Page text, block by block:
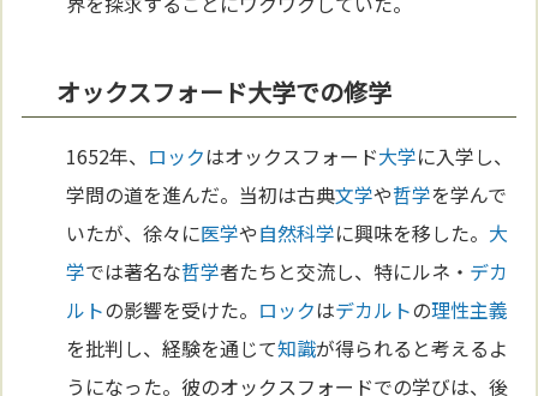
オックスフォード大学での修学
1652年、 ロックはオックスフォード大学に入学し、
学問の道を進んだ。当初は古典文学や哲学を学んで
いたが、徐々に医学や自然科学に興味を移した。 大
学では著名な哲学者たちと交流し、特にルネ・ デカ
ルトの影響を受けた。 ロックはデカルトの理性主義
を批判し、経験を通じて知識が得られると考えるよ
うになった。彼のオックスフォードでの学びは、後